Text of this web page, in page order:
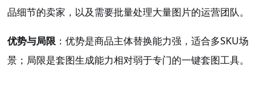
品细节的卖家，以及需要批量处理大量图片的运营团队。
优势与局限 ：优势是商品主体替换能力强，适合多SKU场
景；局限是套图生成能力相对弱于专门的一键套图工具。